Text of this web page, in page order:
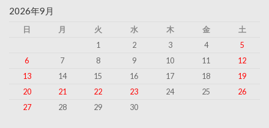
2026年9月
日 月 火 水 木 金
土
1
2 3 4
5
6
7 8 9 10 11
12
13
14 15 16 17 18
19
20
21 22 23 24 25
26
27
28 29 30